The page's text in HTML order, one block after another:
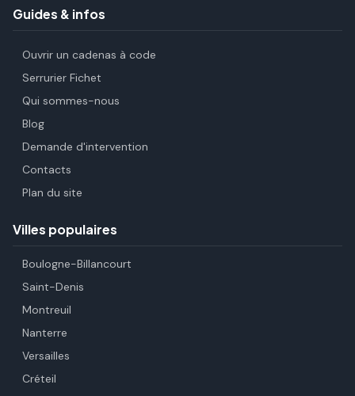
Guides & infos
Ouvrir un cadenas à code
Serrurier Fichet
Qui sommes-nous
Blog
Demande d'intervention
Contacts
Plan du site
Villes populaires
Boulogne-Billancourt
Saint-Denis
Montreuil
Nanterre
Versailles
Créteil